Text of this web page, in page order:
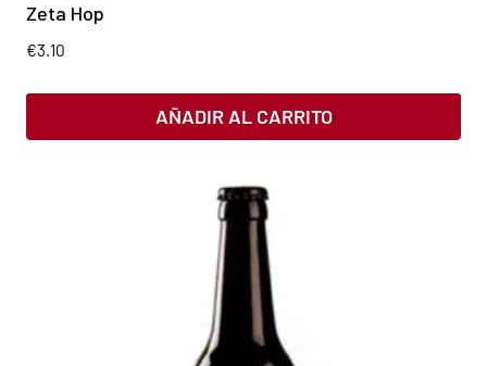
Zeta Hop
€3.10
AÑADIR AL CARRITO